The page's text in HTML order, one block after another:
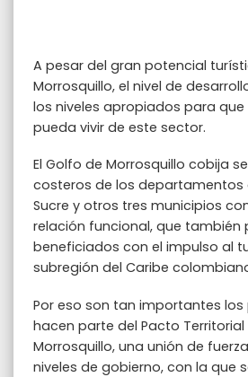
A pesar del gran potencial
Morrosquillo, el nivel de
los niveles apropiados para
pueda vivir de este sector.
El Golfo de Morrosquillo cobija
costeros de los departamentos
Sucre y otros tres municipios
relación funcional, que también
beneficiados con el impulso al
subregión del Caribe
Por eso son tan importantes
hacen parte del Pacto Territorial
Morrosquillo, una unión de
niveles de gobierno, con la que